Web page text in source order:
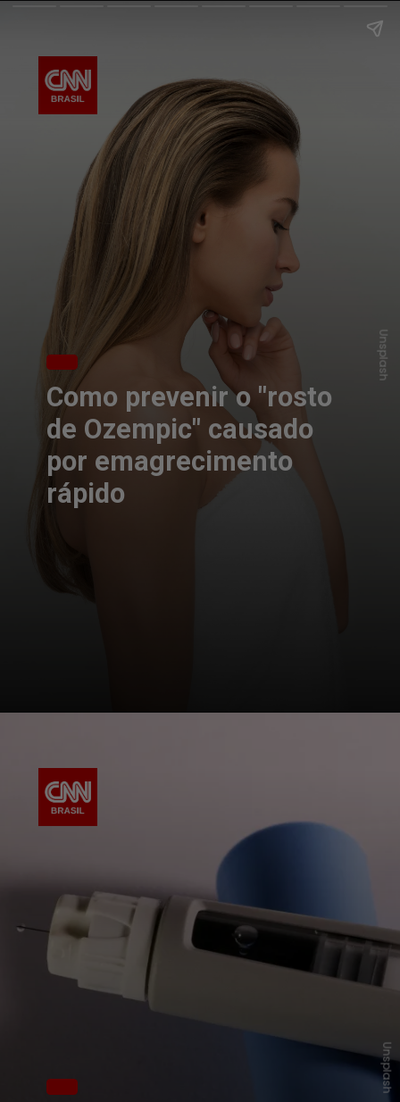
Como prevenir o "rosto
de Ozempic" causado
por emagrecimento
rápido
Unsplash
Unsplash